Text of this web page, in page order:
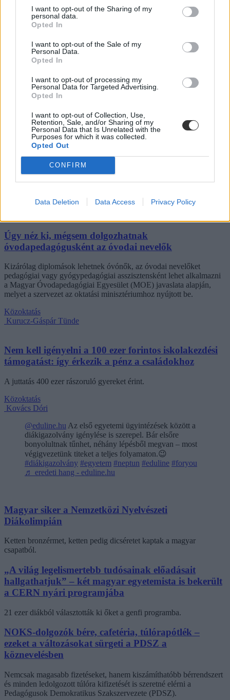
I want to opt-out of the Sharing of my
personal data.
Opted In
I want to opt-out of the Sale of my
Personal Data.
Opted In
I want to opt-out of processing my
Personal Data for Targeted Advertising.
Opted In
I want to opt-out of Collection, Use,
Retention, Sale, and/or Sharing of my
Personal Data that Is Unrelated with the
Purposes for which it was collected.
Opted Out
CONFIRM
Data Deletion Data Access Privacy Policy
Mikor pihenhettek még 2026-ban? Itt van az összes
Még három hosszabb pihenő vár rátok idén: mutatjuk a dátumokat.
Kovács Dóri
Lannert Judit: Rugalmasabb napkezdés, hosszabb
szünetek és több mozgás jöhet az alsó tagozatokban
szeptembertől
Tizennégy pontos szakmai javaslatcsomagot kaptak az általános
iskolák, amelynek célja, hogy csökkenjen az alsó tagozatos diákok
terhelése, és több idő jusson mozgásra, kreatív tevékenységekre,
valamint tapasztalati tanulásra. Az intézmények már a 2026/2027-es
Közoktatás
Úgy néz ki, mégsem dolgozhatnak
óvodapedagógusként az óvodai nevelők
Kizárólag diplomások lehetnek óvónők, az óvodai nevelőket
pedagógiai vagy gyógypedagógiai asszisztensként lehet alkalmazni
a Magyar Óvodapedagógiai Egyesület (MOE) javaslata alapján,
melyet a szervezet az oktatási minisztériumhoz nyújtott be.
Közoktatás
Kurucz-Gáspár Tünde
Nem kell igényelni a 100 ezer forintos iskolakezdési
támogatást: így érkezik a pénz a családokhoz
A juttatás 400 ezer rászoruló gyereket érint.
Közoktatás
Kovács Dóri
@eduline.hu Az első egyetemi ügyintézések között a
diákigazolvány igénylése is szerepel. Bár elsőre
bonyolultnak tűnhet, néhány lépésből megvan – most
végigvezetünk titeket a teljes folyamaton.😉
#diákigazolvány #egyetem #neptun #eduline #foryou
♬ eredeti hang - eduline.hu
Magyar siker a Nemzetközi Nyelvészeti
Diákolimpián
Ketten bronzérmet, ketten pedig dicséretet kaptak a magyar
csapatból.
„A világ legelismertebb tudósainak előadásait
hallgathatjuk” – két magyar egyetemista is bekerült
a CERN nyári programjába
21 ezer diákból választották ki őket a genfi programba.
NOKS-dolgozók bére, cafetéria, túlórapótlék –
ezeket a változásokat sürgeti a PDSZ a
köznevelésben
Nemcsak magasabb fizetéseket, hanem kiszámíthatóbb bérrendszert
és minden ledolgozott túlóra kifizetését is szeretné elérni a
Pedagógusok Demokratikus Szakszervezete (PDSZ).